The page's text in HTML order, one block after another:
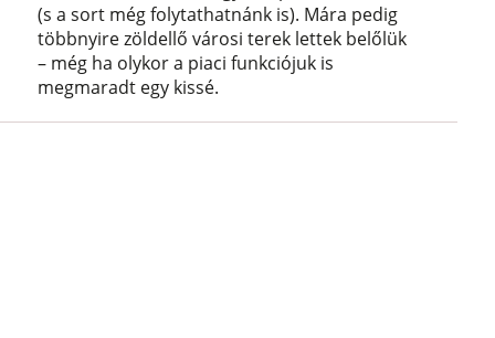
(s a sort még folytathatnánk is). Mára pedig
többnyire zöldellő városi terek lettek belőlük
– még ha olykor a piaci funkciójuk is
megmaradt egy kissé.